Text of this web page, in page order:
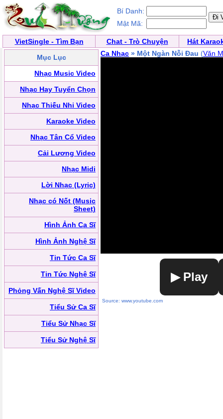
Bí Danh:
Mật Mã:
VietSingle - Tìm Bạn Chat - Trò Chuyện
Hát
Mục Lục
Nhạc Music Video
Nhạc Hay Tuyển Chọn
Nhạc Thiếu Nhi Video
Karaoke Video
Nhạc Tân Cổ Video
Cải Lương Video
Nhạc Midi
Lời Nhạc (Lyric)
Nhạc có Nốt (Music
Sheet)
Hình Ảnh Ca Sĩ
Hình Ảnh Nghệ Sĩ
Tin Tức Ca Sĩ
Tin Tức Nghệ Sĩ
Phỏng Vấn Nghệ Sĩ Video
Tiểu Sử Ca Sĩ
Tiểu Sử Nhạc Sĩ
Tiểu Sử Nghệ Sĩ
Ca Nhạc » Một Ngàn Nỗi Đau (Văn
▶ Play
Source: www.youtube.com